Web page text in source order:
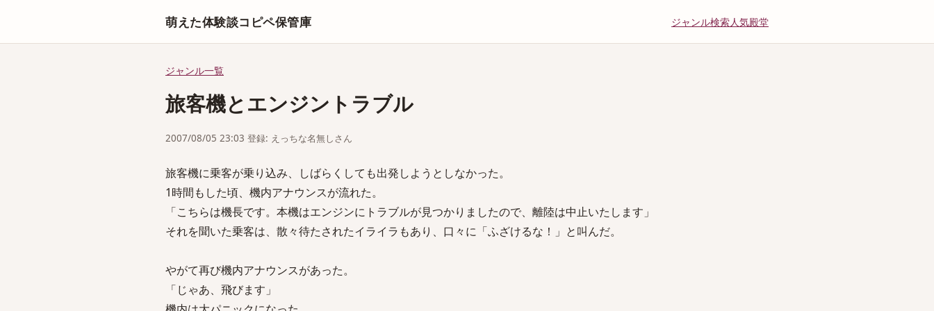
萌えた体験談コピペ保管庫 ジャンル検索人気殿堂
ジャンル一覧
旅客機とエンジントラブル
2007/08/05 23:03 登録: えっちな名無しさん
旅客機に乗客が乗り込み、しばらくしても出発しようとしなかった。
1時間もした頃、機内アナウンスが流れた。
「こちらは機長です。本機はエンジンにトラブルが見つかりましたので、離陸は中止いたします」
それを聞いた乗客は、散々待たされたイライラもあり、口々に「ふざけるな！」と叫んだ。
やがて再び機内アナウンスがあった。
「じゃあ、飛びます」